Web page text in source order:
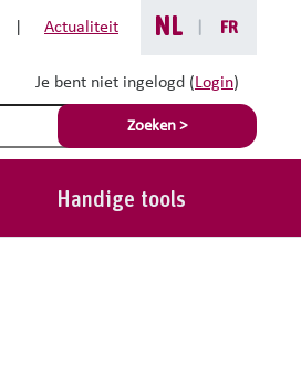
Actualiteit NL FR
Je bent niet ingelogd (Login)
Zoeken >
Handige tools